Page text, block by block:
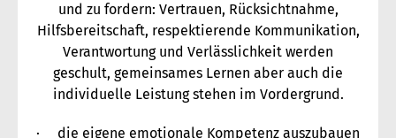
und zu fordern: Vertrauen, Rücksichtnahme,
Hilfsbereitschaft, respektierende Kommunikation,
Verantwortung und Verlässlichkeit werden
geschult, gemeinsames Lernen aber auch die
individuelle Leistung stehen im Vordergrund.
· die eigene emotionale Kompetenz auszubauen